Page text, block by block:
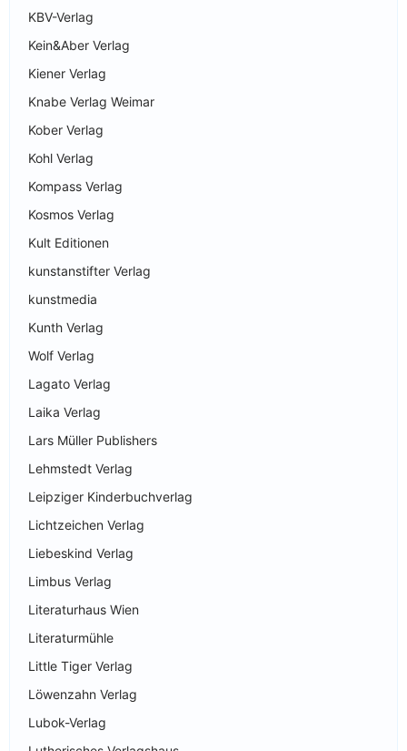
KBV-Verlag
Kein&Aber Verlag
Kiener Verlag
Knabe Verlag Weimar
Kober Verlag
Kohl Verlag
Kompass Verlag
Kosmos Verlag
Kult Editionen
kunstanstifter Verlag
kunstmedia
Kunth Verlag
Wolf Verlag
Lagato Verlag
Laika Verlag
Lars Müller Publishers
Lehmstedt Verlag
Leipziger Kinderbuchverlag
Lichtzeichen Verlag
Liebeskind Verlag
Limbus Verlag
Literaturhaus Wien
Literaturmühle
Little Tiger Verlag
Löwenzahn Verlag
Lubok-Verlag